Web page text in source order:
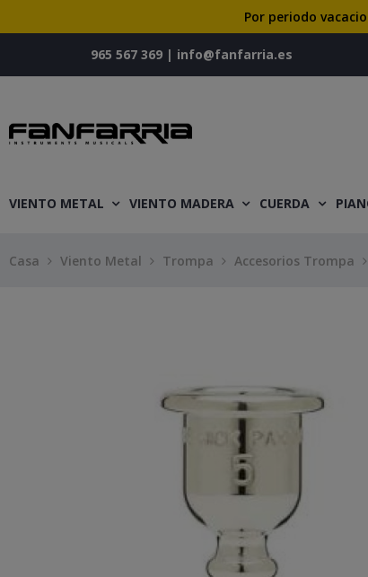
Por periodo
965 567 369 | info@fanfarria.es
VIENTO METAL VIENTO MADERA CUERDA
Casa Viento Metal Trompa Accesorios Trompa